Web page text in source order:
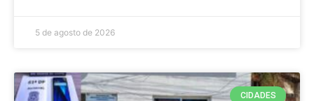
5 de agosto de 2026
CIDADES